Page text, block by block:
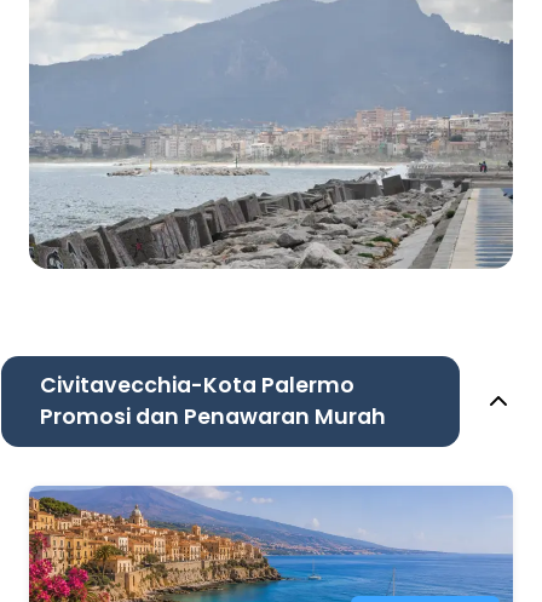
Civitavecchia-Kota Palermo
Promosi dan Penawaran Murah